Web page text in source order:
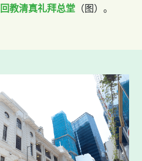
回教清真礼拜总堂 （图）。